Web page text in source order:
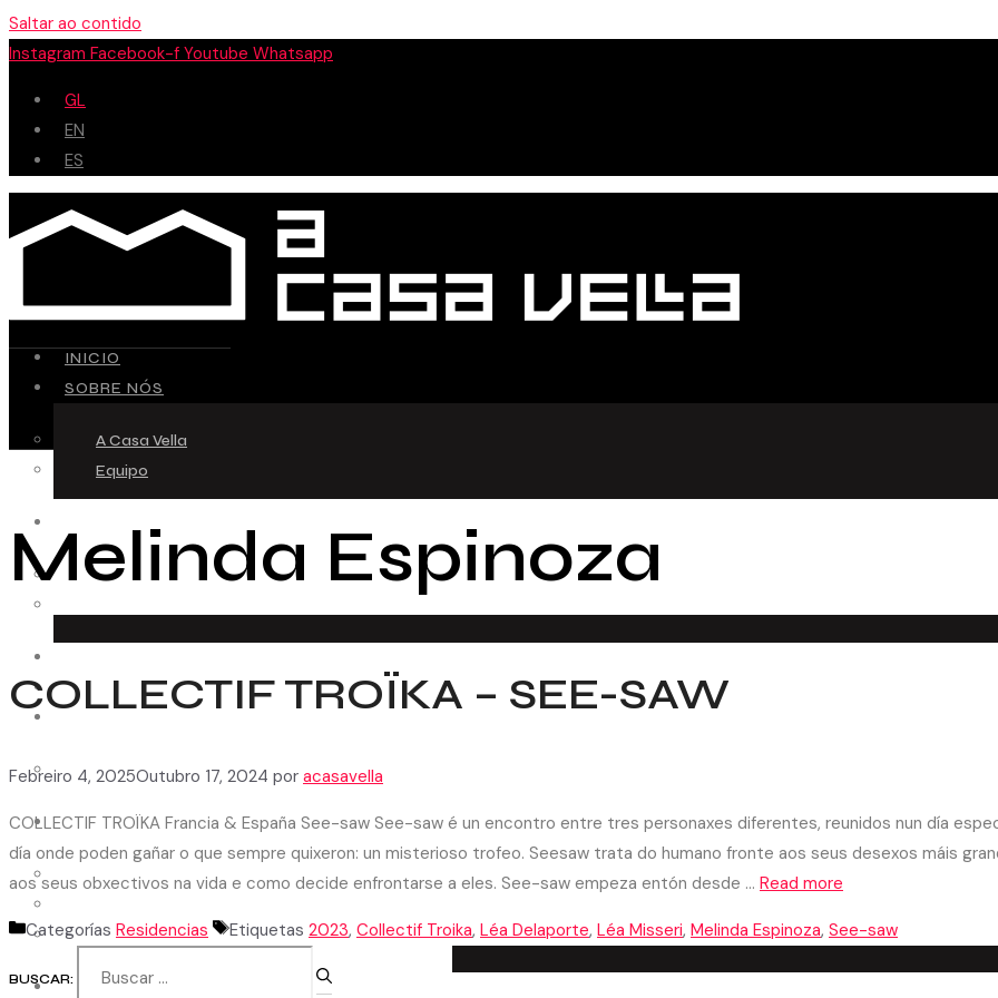
Saltar ao contido
Instagram Facebook-f Youtube Whatsapp
GL
EN
ES
INICIO
SOBRE NÓS
A Casa Vella
Equipo
Como funciona
MEDIACIÓN
Entidades
AUDIOVISUAL
Cápsulas
Arquivo
CONTACTO
Melinda Espinoza
COLLECTIF TROÏKA – SEE-SAW
Febreiro 4, 2025Outubro 17, 2024 por acasavella
COLLECTIF TROÏKA Francia & España See-saw See-saw é un encontro entre tres personaxes diferentes, reunidos nun día
día onde poden gañar o que sempre quixeron: un misterioso trofeo. Seesaw trata do humano fronte aos seus desexos máis
aos seus obxectivos na vida e como decide enfrontarse a eles. See-saw empeza entón desde … Read more
Categorías Residencias Etiquetas 2023, Collectif Troika, Léa Delaporte, Léa Misseri, Melinda Espinoza, See-saw
BUSCAR: